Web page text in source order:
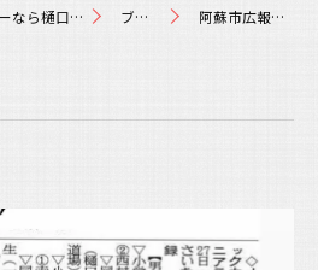
熊本県熊本市のテコンドーなら樋口道場 ブログ 阿蘇市広報誌に